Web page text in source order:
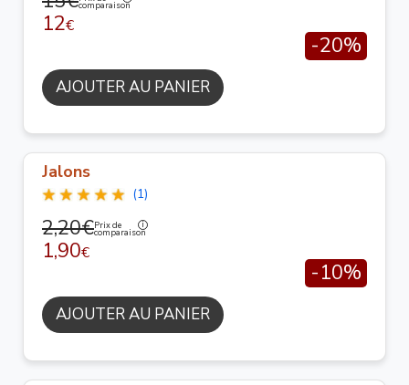
comparaison
12€
-20%
AJOUTER AU PANIER
Jalons
(1)
2,20€Prix de
comparaison
1,90€
-10%
AJOUTER AU PANIER